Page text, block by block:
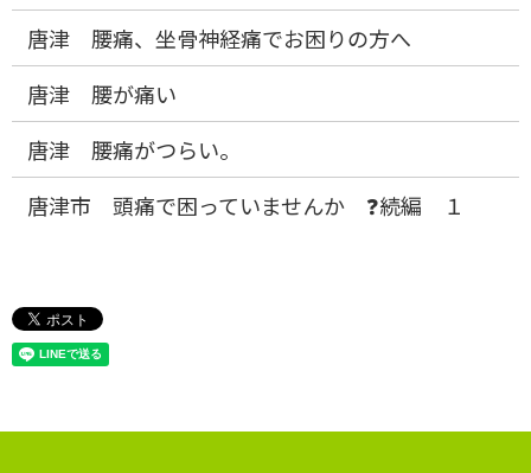
唐津 腰痛、坐骨神経痛でお困りの方へ
唐津 腰が痛い
唐津 腰痛がつらい。
唐津市 頭痛で困っていませんか ❓続編 １